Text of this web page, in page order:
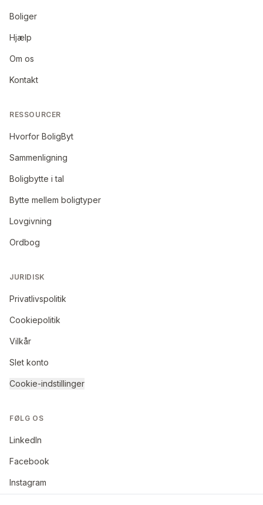
Boliger
Hjælp
Om os
Kontakt
RESSOURCER
Hvorfor BoligByt
Sammenligning
Boligbytte i tal
Bytte mellem boligtyper
Lovgivning
Ordbog
JURIDISK
Privatlivspolitik
Cookiepolitik
Vilkår
Slet konto
Cookie-indstillinger
FØLG OS
LinkedIn
Facebook
Instagram